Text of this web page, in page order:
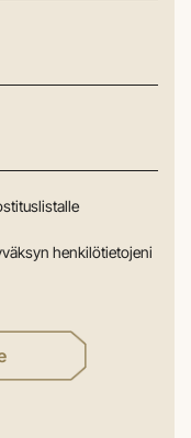
henkilötietojeni